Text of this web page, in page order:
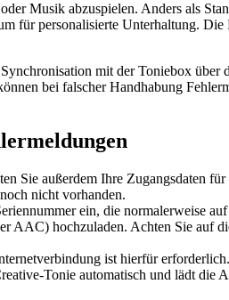
Musik abzuspielen. Anders als
für personalisierte Unterhaltung.
mit der Toniebox
bei falscher Handhabung
Sie außerdem Ihre Zugangsdaten
nicht vorhanden.
ein, die normalerweise
hochzuladen. Achten Sie auf
ist hierfür erforderlich.
Tonie automatisch und lädt die